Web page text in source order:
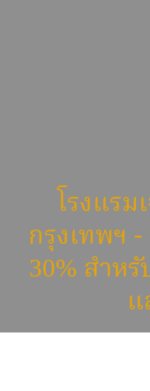
โรงแร
กรุงเทพฯ
30% สำห